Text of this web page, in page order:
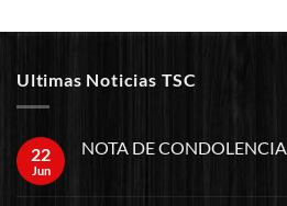
Ultimas Noticias TSC
22
Jun
NOTA DE CONDOLENCIA